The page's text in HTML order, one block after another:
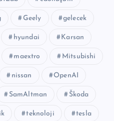
Geely gelecek
hyundai Karsan
maextro Mitsubishi
nissan OpenAI
SamAltman Škoda
teknoloji tesla